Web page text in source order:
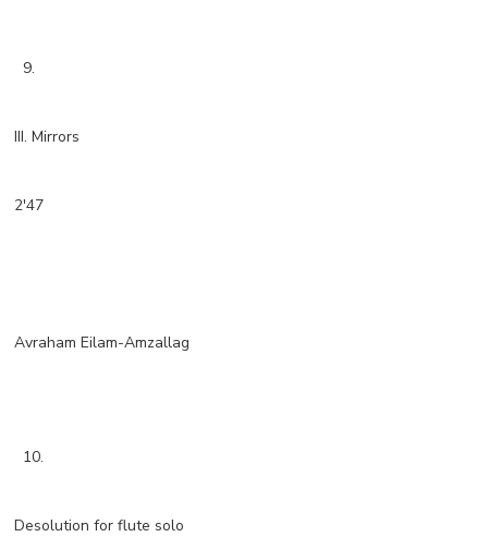
9.
III. Mirrors
2'47
Avraham Eilam-Amzallag
10.
Desolution for flute solo